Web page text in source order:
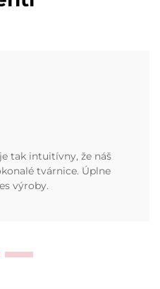
tak intuitívny, že náš
tvárnice. Úplne
výroby.